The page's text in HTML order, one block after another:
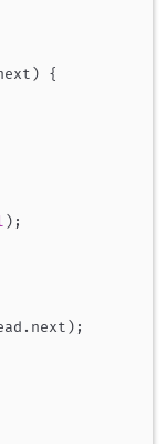
)
{
) ;
. next ) ;